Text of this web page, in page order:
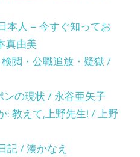
本人 – 今すぐ知ってお
真由美
閲・公職追放・疑獄 /
ンの現状 / 永谷亜矢子
: 教えて,上野先生! / 上野
/ 湊かなえ